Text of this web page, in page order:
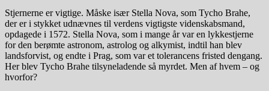
Stjernerne er vigtige. Måske især Stella Nova, som Tycho Brahe,
der er i stykket udnævnes til verdens vigtigste videnskabsmand,
opdagede i 1572. Stella Nova, som i mange år var en lykkestjerne
for den berømte astronom, astrolog og alkymist, indtil han blev
landsforvist, og endte i Prag, som var et tolerancens fristed dengang.
Her blev Tycho Brahe tilsyneladende så myrdet. Men af hvem – og
hvorfor?